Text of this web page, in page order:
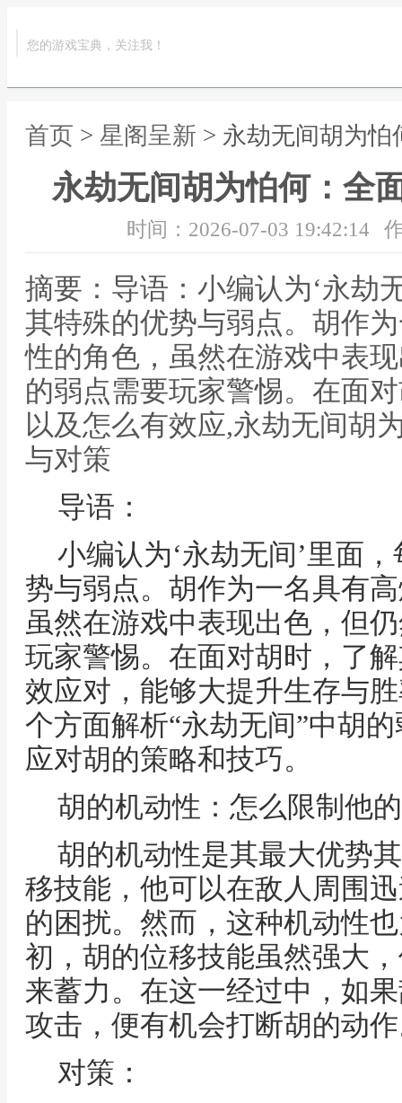
您的游戏宝典，关注我！
首页 > 星阁呈新 > 永劫无间胡为
永劫无间胡为怕何：全
时间：2026-07-03 19:42:14
摘要：导语：小编认为‘永劫
其特殊的优势与弱点。胡作
性的角色，虽然在游戏中表
的弱点需要玩家警惕。在面
以及怎么有效应,永劫无间胡
与对策
导语：
小编认为‘永劫无间’里面
势与弱点。胡作为一名具有
虽然在游戏中表现出色，但
玩家警惕。在面对胡时，了
效应对，能够大提升生存与
个方面解析“永劫无间”中胡
应对胡的策略和技巧。
胡的机动性：怎么限制他
胡的机动性是其最大优势
移技能，他可以在敌人周围
的困扰。然而，这种机动性
初，胡的位移技能虽然强大
来蓄力。在这一经过中，如
攻击，便有机会打断胡的动
对策：